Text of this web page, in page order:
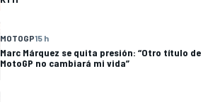
MOTOGP15 h
Marc Márquez se quita presión: “Otro título de
MotoGP no cambiará mi vida”